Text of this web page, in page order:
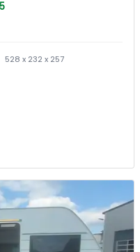
528 x 232 x 257